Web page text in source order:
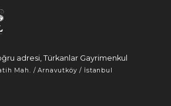
adresi, Türkanlar Gayrimenkul
Mah. / Arnavutköy / İstanbul